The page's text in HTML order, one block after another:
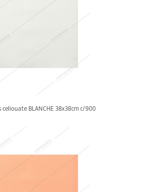
celiouate BLANCHE 38x38cm c/900